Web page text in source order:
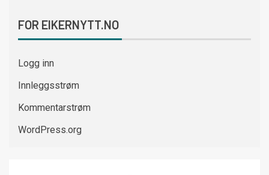
FOR EIKERNYTT.NO
Logg inn
Innleggsstrøm
Kommentarstrøm
WordPress.org